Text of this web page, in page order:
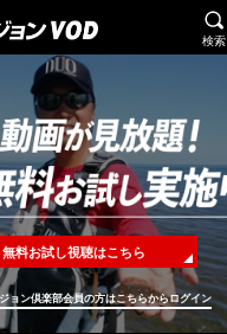
検索
無料お試し視聴はこちら
ョン倶楽部会員の方はこちらからログイン